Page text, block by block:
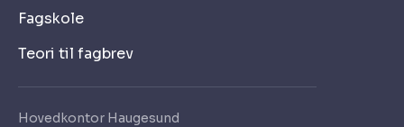
Hovedkontor Haugesund
Fagskole
Teori til fagbrev